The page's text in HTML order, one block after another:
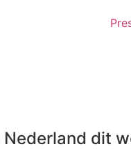
dit